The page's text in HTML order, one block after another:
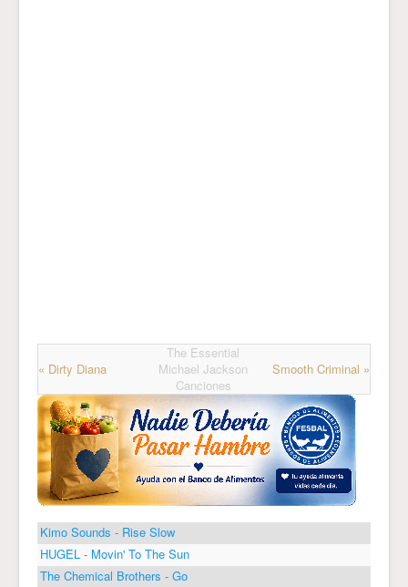
« Dirty Diana
The Essential
Michael Jackson
Canciones
Smooth Criminal »
Kimo Sounds - Rise Slow
HUGEL - Movin' To The Sun
The Chemical Brothers - Go